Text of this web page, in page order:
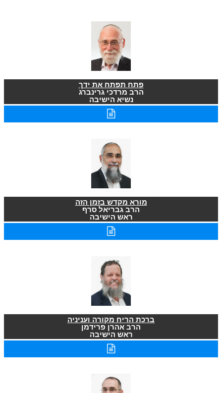
פתח תפתח את ידך
הרב מרדכי גרינברג
נשיא הישיבה
מורא מקדש בזמן הזה
הרב גבריאל סרף
ראש הישיבה
ברכת הריח מקורה ועניניה
הרב אהרן פרידמן
ראש הישיבה